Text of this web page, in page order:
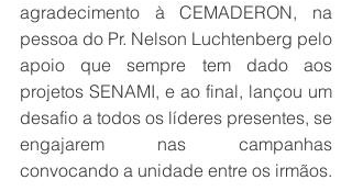
agradecimento à CEMADERON, na
pessoa do Pr. Nelson Luchtenberg pelo
apoio que sempre tem dado aos
projetos SENAMI, e ao final, lançou um
desafio a todos os líderes presentes, se
engajarem nas campanhas
convocando a unidade entre os irmãos.